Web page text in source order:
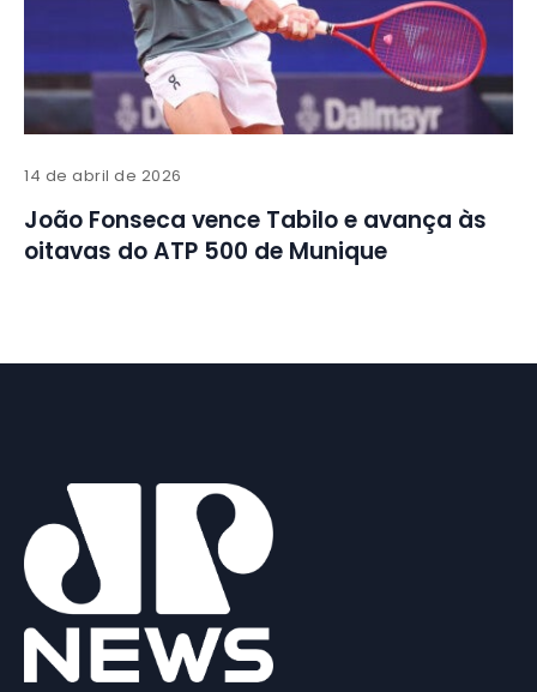
14 de abril de 2026
João Fonseca vence Tabilo e avança às
oitavas do ATP 500 de Munique